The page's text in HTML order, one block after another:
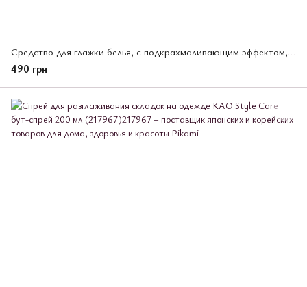
Средство для глажки белья, с подкрахмаливающим эффектом, Kao Keeping Iron Glue, 400 мл (026507)
490 грн